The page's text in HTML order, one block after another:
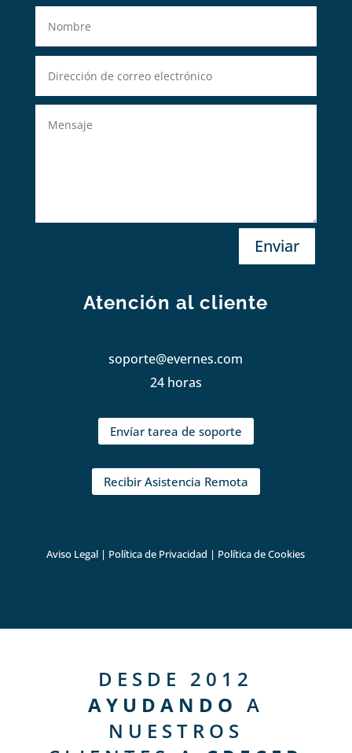
Enviar
Atención al cliente
soporte@evernes.com
24 horas
Envíar tarea de soporte
Recibir Asistencia Remota
Aviso Legal | Política de Privacidad | Política de Cookies
DESDE 2012
AYUDANDO A
NUESTROS